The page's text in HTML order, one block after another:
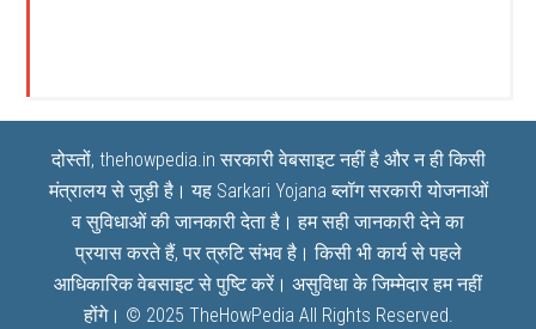
दोस्तों, thehowpedia.in सरकारी वेबसाइट नहीं है और न ही किसी
मंत्रालय से जुड़ी है। यह Sarkari Yojana ब्लॉग सरकारी योजनाओं
व सुविधाओं की जानकारी देता है। हम सही जानकारी देने का
प्रयास करते हैं, पर त्रुटि संभव है। किसी भी कार्य से पहले
आधिकारिक वेबसाइट से पुष्टि करें। असुविधा के जिम्मेदार हम नहीं
होंगे। © 2025 TheHowPedia All Rights Reserved.